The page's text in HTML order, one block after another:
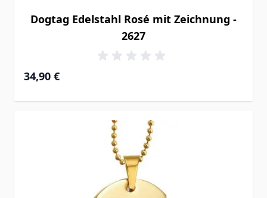
Dogtag Edelstahl Rosé mit Zeichnung -
2627
34,90 €